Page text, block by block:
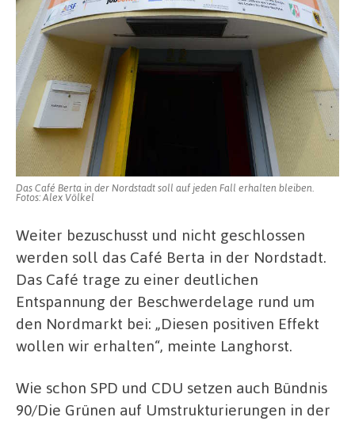
Das Café Berta in der Nordstadt soll auf jeden Fall erhalten bleiben.
Fotos: Alex Völkel
Weiter bezuschusst und nicht geschlossen
werden soll das Café Berta in der Nordstadt.
Das Café trage zu einer deutlichen
Entspannung der Beschwerdelage rund um
den Nordmarkt bei: „Diesen positiven Effekt
wollen wir erhalten“, meinte Langhorst.
Wie schon SPD und CDU setzen auch Bündnis
90/Die Grünen auf Umstrukturierungen in der